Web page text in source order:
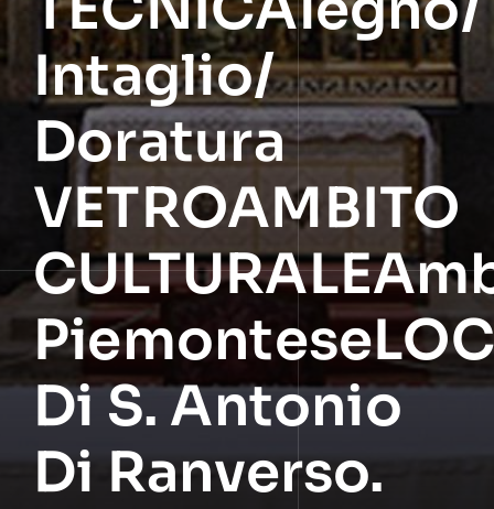
Intaglio/
Doratura
VETROAMBITO
Di S. Antonio
Di Ranverso.